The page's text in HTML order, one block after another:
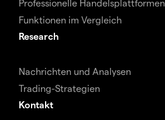
Professionelle Handelsplattformen
Funktionen im Vergleich
Research
Nachrichten und Analysen
Trading-Strategien
Kontakt